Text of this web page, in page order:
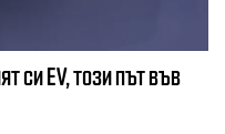
си EV, този път във